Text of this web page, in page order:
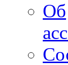
Об